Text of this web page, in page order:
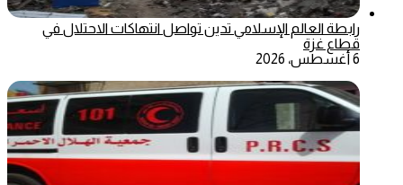
رابطة العالم الإسلامي تدين تواصل انتهاكات الاحتلال في
قطاع غزة
6 أغسطس، 2026